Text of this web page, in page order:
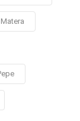
Matera